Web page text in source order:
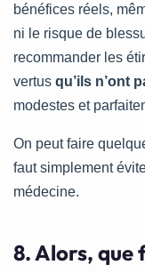
bénéfices réels,
ni le risque de
recommander les
vertus qu’ils n’ont
modestes et
On peut faire
faut simplement
médecine.
8. Alors, que